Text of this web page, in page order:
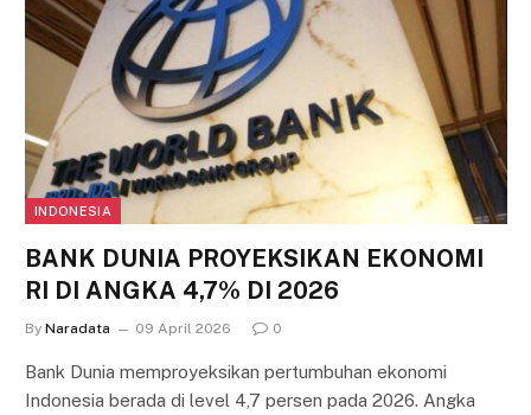
INDONESIA
BANK DUNIA PROYEKSIKAN EKONOMI
RI DI ANGKA 4,7% DI 2026
By Naradata 09 April 2026 0
Bank Dunia memproyeksikan pertumbuhan ekonomi
Indonesia berada di level 4,7 persen pada 2026. Angka